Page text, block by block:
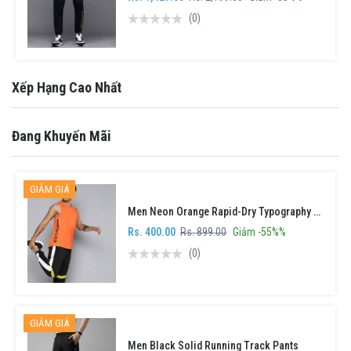
(0)
Xếp Hạng Cao Nhất
Đang Khuyến Mãi
GIẢM GIÁ
Men Neon Orange Rapid-Dry Typography Tshirt
Rs. 400.00 Rs. 899.00 Giảm -55%%
(0)
NỔI BẬT
MỚI
GIẢM GIÁ
Men Black Solid Running Track Pants